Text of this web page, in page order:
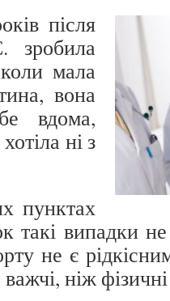
після
зробила
мала
вона
вдома,
ні з
пунктах
такі випадки
не є
ніж